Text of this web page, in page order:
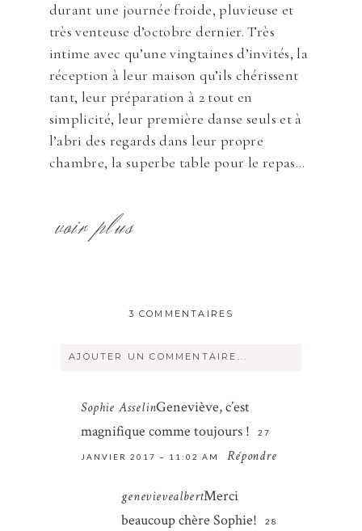
durant une journée froide, pluvieuse et
très venteuse d’octobre dernier. Très
intime avec qu’une vingtaines d’invités, la
réception à leur maison qu’ils chérissent
tant, leur préparation à 2 tout en
simplicité, leur première danse seuls et à
l’abri des regards dans leur propre
chambre, la superbe table pour le repas...
voir plus
3 COMMENTAIRES
AJOUTER UN COMMENTAIRE...
Votre courriel ne sera jamais
rendu
publique Obligatoire *
Sophie AsselinGeneviève, c’est
magnifique comme toujours !
27
JANVIER 2017 – 11:02 AM Répondre
genevievealbertMerci
beaucoup chère Sophie!
28